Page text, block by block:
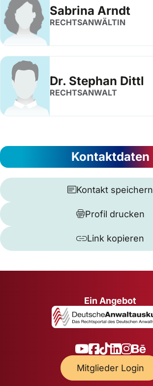
Sabrina Arndt
RECHTSANWÄLTIN
Dr. Stephan Dittl
RECHTSANWALT
Kontaktdaten
Kontakt speichern
Profil drucken
Link kopieren
Ein Angebot
Mitglieder Login